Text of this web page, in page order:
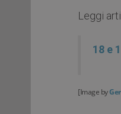
Leggi
18 e
[Image by